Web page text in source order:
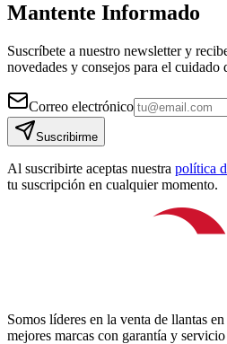
Mantente Informado
Suscríbete a nuestro newsletter y
novedades y consejos para el cuidado
Correo electrónico
Suscribirme
Al suscribirte aceptas nuestra política
tu suscripción en cualquier momento.
Somos líderes en la venta de llantas
mejores marcas con garantía y